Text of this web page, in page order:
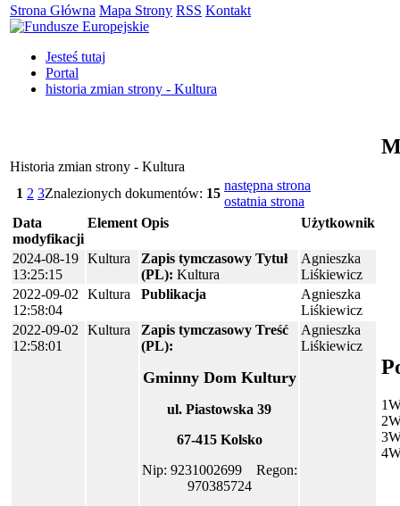
Strona Główna Mapa Strony RSS Kontakt
Jesteś tutaj
Portal
historia zmian strony - Kultura
Historia zmian strony - Kultura
1 2 3Znalezionych dokumentów: 15
następna strona
ostatnia strona
Data
modyfikacji
Element Opis Użytkownik
2024-08-19
13:25:15
Kultura Zapis tymczasowy Tytuł
(PL): Kultura
Agnieszka
Liśkiewicz
2022-09-02
12:58:04
Kultura Publikacja
Agnieszka
Liśkiewicz
2022-09-02
12:58:01
Kultura Zapis tymczasowy Treść
(PL):
Gminny Dom Kultury
ul. Piastowska 39
67-415 Kolsko
Nip: 9231002699 Regon:
970385724
Agnieszka
Liśkiewicz
1
2
3
4